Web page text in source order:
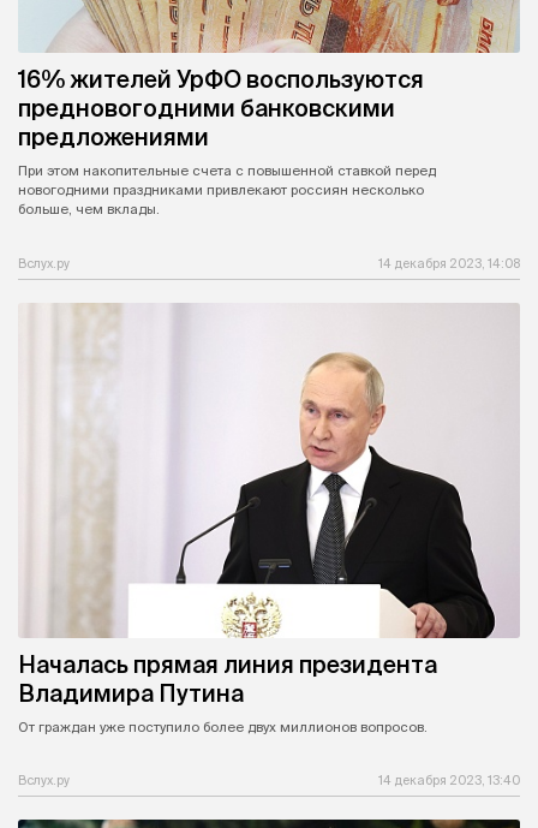
16% жителей УрФО воспользуются
предновогодними банковскими
предложениями
При этом накопительные счета с повышенной ставкой перед
новогодними праздниками привлекают россиян несколько
больше, чем вклады.
Вслух.ру 14 декабря 2023, 14:08
Началась прямая линия президента
Владимира Путина
От граждан уже поступило более двух миллионов вопросов.
Вслух.ру 14 декабря 2023, 13:40